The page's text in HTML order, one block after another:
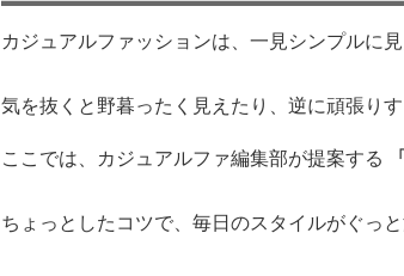
カジュアルファッションは、一見シンプルに
気を抜くと野暮ったく見えたり、逆に頑張り
ここでは、カジュアルファ編集部が提案する
ちょっとしたコツで、毎日のスタイルがぐっと